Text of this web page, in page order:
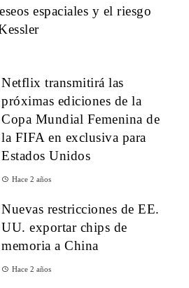
espaciales y el riesgo
Netflix transmitirá las
próximas ediciones de la
Copa Mundial Femenina de
la FIFA en exclusiva para
Estados Unidos
Hace 2 años
Nuevas restricciones de EE.
UU. exportar chips de
memoria a China
Hace 2 años